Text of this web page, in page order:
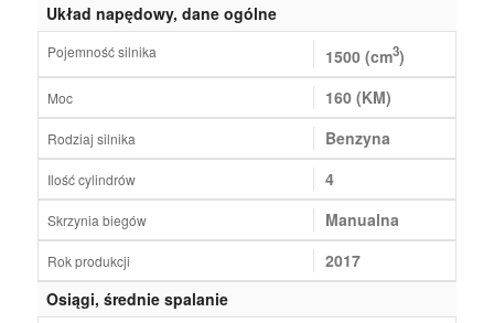
Układ napędowy, dane ogólne
Pojemność silnika 1500 (cm3)
Moc 160 (KM)
Rodziaj silnika Benzyna
Ilość cylindrów 4
Skrzynia biegów Manualna
Rok produkcji
2017
Osiągi, średnie spalanie